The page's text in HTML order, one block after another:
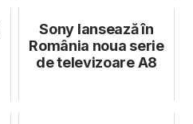
Sony lansează în
România noua serie
de televizoare A8